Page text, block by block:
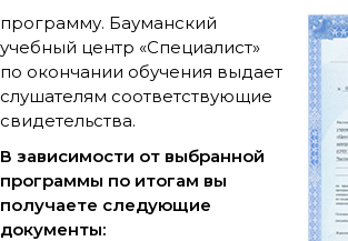
программу. Бауманский
учебный центр «Специалист»
по окончании обучения выдает
слушателям соответствующие
свидетельства.
В зависимости от выбранной
программы по итогам вы
получаете следующие
документы: